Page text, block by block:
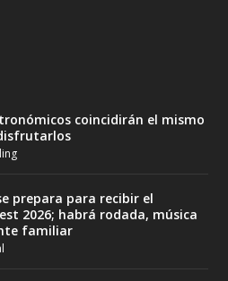
coincidirán el mismo
prepara para recibir el
2026; habrá rodada, música
familiar